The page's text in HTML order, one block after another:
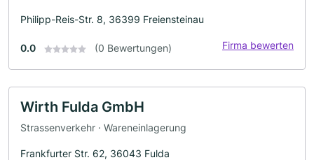
Philipp-Reis-Str. 8, 36399 Freiensteinau
0.0 (0 Bewertungen) Firma bewerten
Wirth Fulda GmbH
Strassenverkehr · Wareneinlagerung
Frankfurter Str. 62, 36043 Fulda